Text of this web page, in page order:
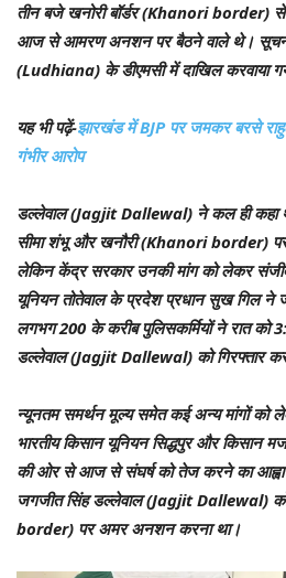
तीन बजे खनोरी बॉर्डर (Khanori border) से
आज से आमरण अनशन पर बैठने वाले थे। सूचना
(Ludhiana) के डीएमसी में दाखिल करवाया
यह भी पढ़ें-झारखंड में BJP पर जमकर बरसे
गंभीर आरोप
डल्लेवाल (Jagjit Dallewal) ने कल ही कहा
सीमा शंभू और खनौरी (Khanori border)
लेकिन केंद्र सरकार उनकी मांग को लेकर
यूनियन तोतेवाल के प्रदेश प्रधान सुख गिल ने
लगभग 200 के करीब पुलिसकर्मियों ने रात
डल्लेवाल (Jagjit Dallewal) को गिरफ्तार
न्यूनतम समर्थन मूल्य समेत कई अन्य मांगों को
भारतीय किसान यूनियन सिद्धपुर और किसान
की ओर से आज से संघर्ष को तेज करने का
जगजीत सिंह डल्लेवाल (Jagjit Dallewal) को
border) पर अमर अनशन करना था।